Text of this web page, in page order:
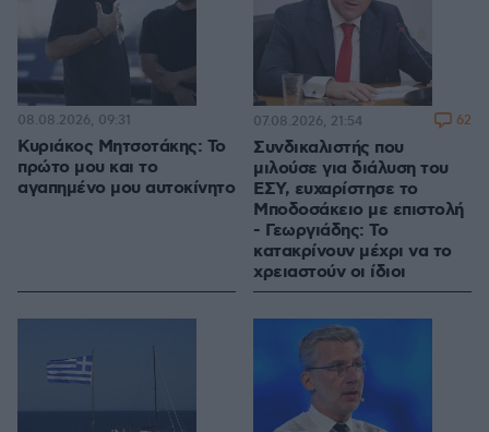
Κυριάκος Μητσοτάκης: Το
πρώτο μου και το
αγαπημένο μου αυτοκίνητο
08.08.2026, 09:31
Συνδικαλιστής που
μιλούσε για διάλυση του
ΕΣΥ, ευχαρίστησε το
Μποδοσάκειο με επιστολή
- Γεωργιάδης: Το
κατακρίνουν μέχρι να το
χρειαστούν οι ίδιοι
07.08.2026, 21:54 62